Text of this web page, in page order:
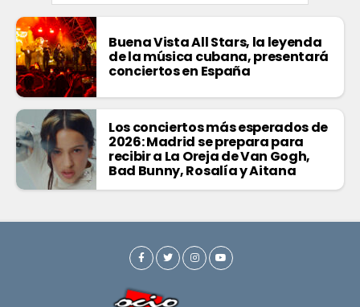
Buena Vista All Stars, la leyenda
de la música cubana, presentará
conciertos en España
Los conciertos más esperados de
2026: Madrid se prepara para
recibir a La Oreja de Van Gogh,
Bad Bunny, Rosalía y Aitana